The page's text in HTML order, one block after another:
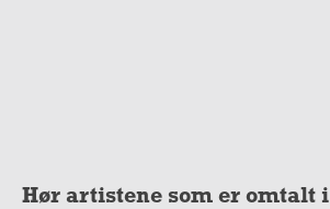
Hør artistene som er omtalt i